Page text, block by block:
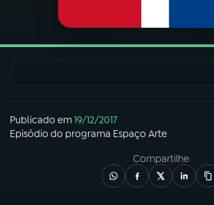
PODCASTS
07 ÚLTIMAS
FESTIVAL DE MÚSICA
Publicado em19/12/2017
Episódio do programa Espaço Arte
Compartilhe